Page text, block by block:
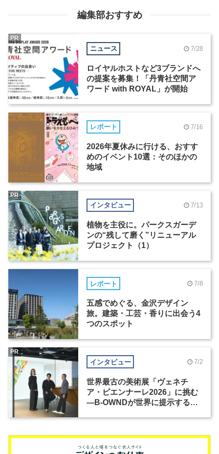
編集部おすすめ
ニュース 7/28
ロイヤルホストなど3ブランドへ
の提案を募集！「丹青社空間ア
ワード with ROYAL」が開始
PR
レポート 7/16
2026年夏休みに行ける、おすす
めのイベント10選：そのほかの
地域
インタビュー 7/13
植物を主役に。パークスガーデ
ンの“残して磨く”リニューアル
プロジェクト（1）
PR
レポート 7/8
五感でめぐる、金沢デザイン
旅。建築・工芸・香りに出会う4
つのスポット
インタビュー 7/2
世界最古の美術展「ヴェネチ
ア・ビエンナーレ2026」に挑む
―B-OWNDが世界に提示する美
PR